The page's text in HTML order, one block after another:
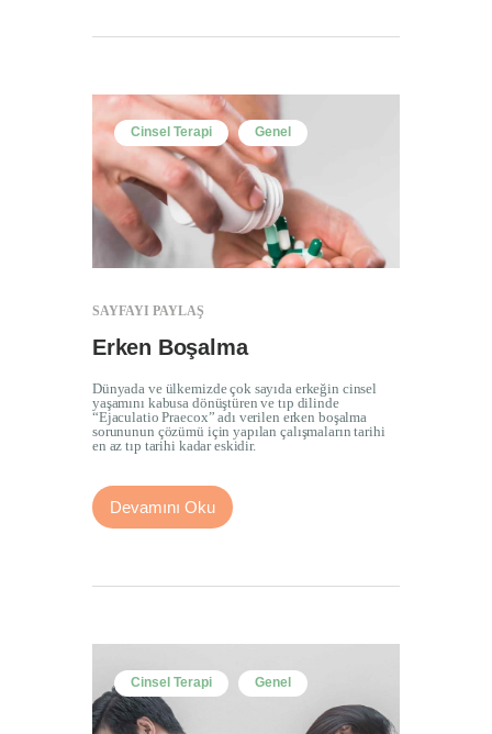
Cinsel Terapi Genel
SAYFAYI PAYLAŞ
Erken Boşalma
Dünyada ve ülkemizde çok sayıda erkeğin cinsel
yaşamını kabusa dönüştüren ve tıp dilinde
“Ejaculatio Praecox” adı verilen erken boşalma
sorununun çözümü için yapılan çalışmaların tarihi
en az tıp tarihi kadar eskidir.
Devamını Oku
Cinsel Terapi Genel